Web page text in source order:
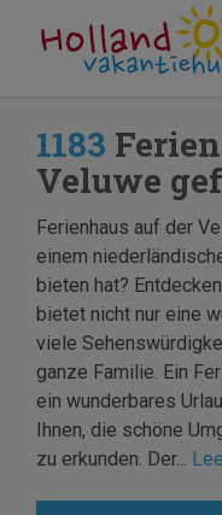
1183
Veluwe
Ferienhaus auf der
einem
bieten hat?
bietet nicht nur eine
viele
ganze Familie. Ein
ein wunderbares
Ihnen, die schöne
zu erkunden. Der...